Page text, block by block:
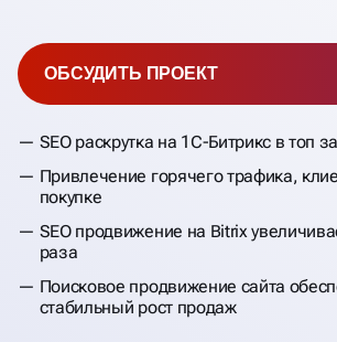
SEO раскрутка на 1С-Битрикс в топ
Привлечение горячего трафика,
покупке
SEO продвижение на Bitrix
раза
Поисковое продвижение сайта
стабильный рост продаж
ОБСУДИТЬ ПРОЕКТ